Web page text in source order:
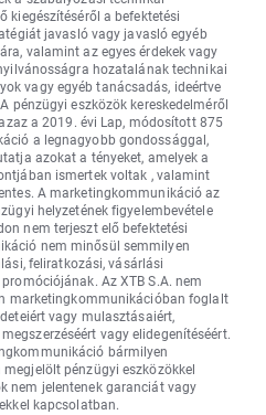
kiegészítéséről a befektetési
javasló vagy javasló egyéb
valamint az egyes érdekek vagy
hozatalának technikai
vagy egyéb tanácsadás, ideértve
pénzügyi eszközök kereskedelméről
a 2019. évi Lap, módosított 875
a legnagyobb gondossággal,
azokat a tényeket, amelyek a
ismertek voltak , valamint
A marketingkommunikáció az
helyzetének figyelembevétele
nem terjeszt elő befektetési
nem minősül semmilyen
feliratkozási, vásárlási
Az XTB S.A. nem
marketingkommunikációban foglalt
vagy mulasztásaiért,
vagy elidegenítéséért.
bármilyen
pénzügyi eszközökkel
nem jelentenek garanciát vagy
kapcsolatban.